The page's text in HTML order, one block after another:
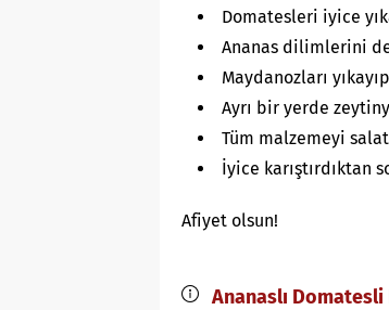
Domatesleri iyice
Ananas dilimlerini
Maydanozları
Ayrı bir yerde
Tüm malzemeyi
İyice karıştırdıktan
Afiyet olsun!
Ananaslı